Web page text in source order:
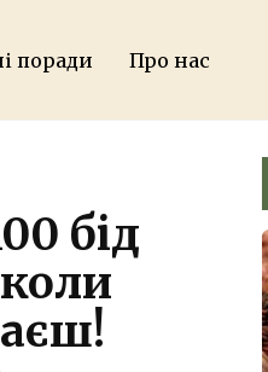
поради Про нас
бід